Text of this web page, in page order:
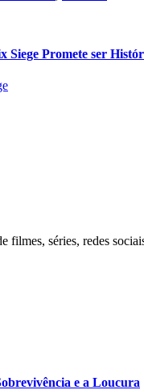
Siege Promete ser
séries, redes
e a Loucura